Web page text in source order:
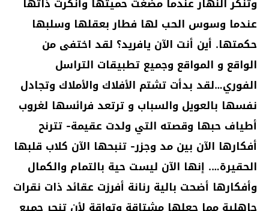
عندما وسوس الحب لها فطار بعقلها وسلبها
حكمتها. أين أنت الآن يافريد؟ لقد اختفى من
الواقع و المواقع وجميع تطبيقات التراسل
الفوري…لقد بدأت تشتم الأفلاك والأملاك وتجادل
نفسها بالعويل والسباب و ترتعد فرائسها لغروب
أطياف حبها وقصته التي ولدت عقيمة- تترنح
أفكارها الآن بين مد وجزر- تنبحها الآن كلاب قلبها
الحقيرة…. إنها الآن ليست حية بالتمام والكمال
وأفكارها أضحت بالية رنانة أفرزت عقائد ذات نقرات
جاهلية مما جعلها مشتاقة وتواقة لأن تنحر جميع